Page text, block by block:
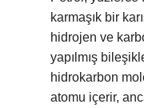
karmaşık bir
hidrojen ve
yapılmış
hidrokarbon
atomu içerir,